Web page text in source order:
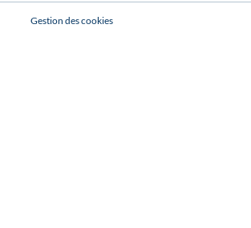
Gestion des cookies